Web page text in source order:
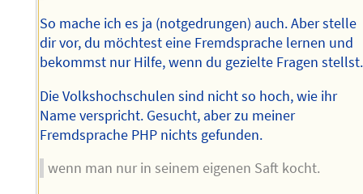
So mache ich es ja (notgedrungen) auch. Aber stelle
dir vor, du möchtest eine Fremdsprache lernen und
bekommst nur Hilfe, wenn du gezielte Fragen stellst.
Die Volkshochschulen sind nicht so hoch, wie ihr
Name verspricht. Gesucht, aber zu meiner
Fremdsprache PHP nichts gefunden.
wenn man nur in seinem eigenen Saft kocht.